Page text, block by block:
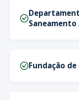
Fundação